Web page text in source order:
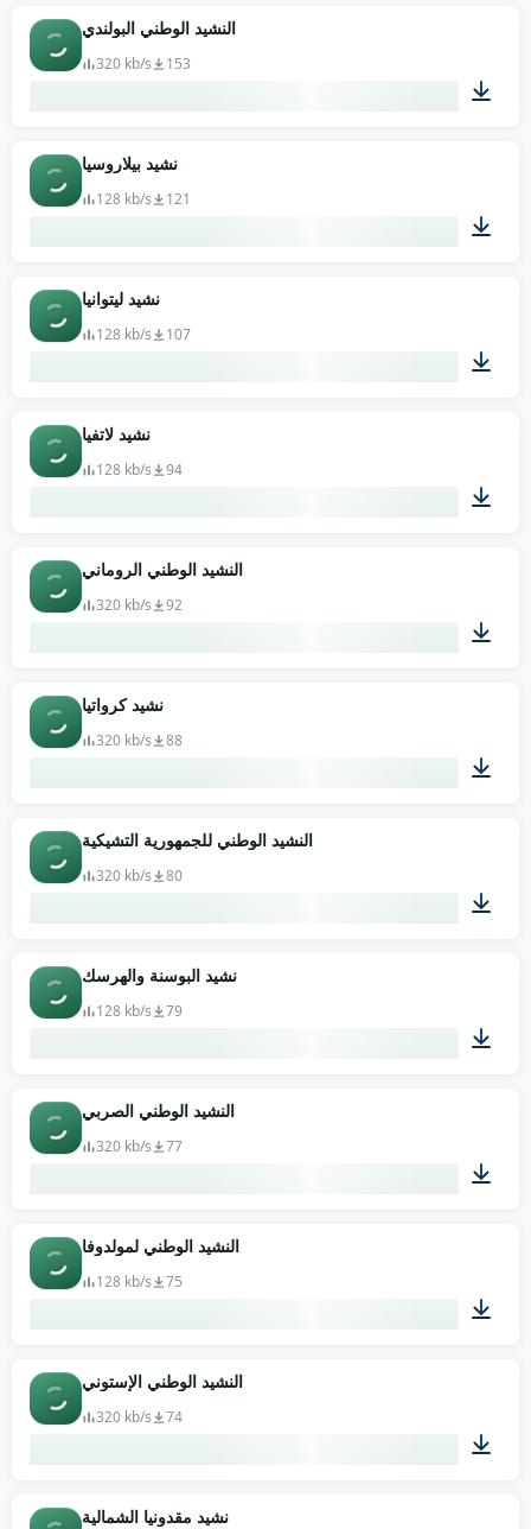
النشيد الوطني البولندي
320 kb/s 153
نشيد بيلاروسيا
128 kb/s 121
نشيد ليتوانيا
128 kb/s 107
نشيد لاتفيا
128 kb/s 94
النشيد الوطني الروماني
320 kb/s 92
نشيد كرواتيا
320 kb/s 88
النشيد الوطني للجمهورية التشيكية
320 kb/s 80
نشيد البوسنة والهرسك
128 kb/s 79
النشيد الوطني الصربي
320 kb/s 77
النشيد الوطني لمولدوفا
128 kb/s 75
النشيد الوطني الإستوني
320 kb/s 74
نشيد مقدونيا الشمالية